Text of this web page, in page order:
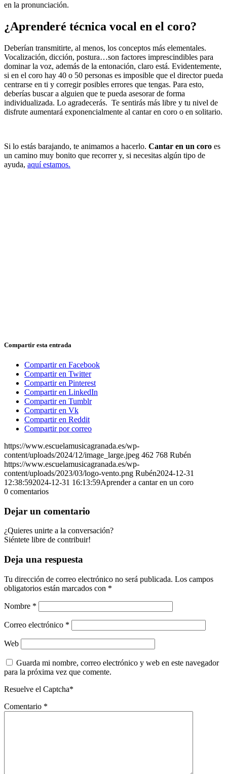
en la pronunciación.
¿Aprenderé técnica vocal en el coro?
Deberían transmitirte, al menos, los conceptos más elementales.
Vocalización, dicción, postura…son factores imprescindibles para
dominar la voz, además de la entonación, claro está. Evidentemente,
si en el coro hay 40 o 50 personas es imposible que el director pueda
centrarse en ti y corregir posibles errores que tengas. Para esto,
deberías buscar a alguien que te pueda asesorar de forma
individualizada. Lo agradecerás. Te sentirás más libre y tu nivel de
disfrute aumentará exponencialmente al cantar en coro o en solitario.
Si lo estás barajando, te animamos a hacerlo. Cantar en un coro es
un camino muy bonito que recorrer y, si necesitas algún tipo de
ayuda, aquí estamos.
Compartir esta entrada
Compartir en Facebook
Compartir en Twitter
Compartir en Pinterest
Compartir en LinkedIn
Compartir en Tumblr
Compartir en Vk
Compartir en Reddit
Compartir por correo
https://www.escuelamusicagranada.es/wp-
content/uploads/2024/12/image_large.jpeg 462 768 Rubén
https://www.escuelamusicagranada.es/wp-
content/uploads/2023/03/logo-vento.png Rubén2024-12-31
12:38:592024-12-31 16:13:59Aprender a cantar en un coro
0 comentarios
Dejar un comentario
¿Quieres unirte a la conversación?
Siéntete libre de contribuir!
Deja una respuesta
Tu dirección de correo electrónico no será publicada. Los campos
obligatorios están marcados con *
Nombre *
Correo electrónico *
Web
Guarda mi nombre, correo electrónico y web en este navegador
para la próxima vez que comente.
Resuelve el Captcha*
Comentario *